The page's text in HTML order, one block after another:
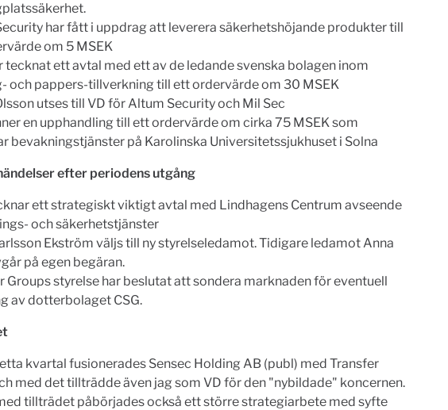
har fått i uppdrag att leverera säkerhetshöjande produkter till
om 5 MSEK
tecknat ett avtal med ett av de ledande svenska bolagen inom
och pappers-tillverkning till ett ordervärde om 30 MSEK
utses till VD för Altum Security och Mil Sec
en upphandling till ett ordervärde om cirka 75 MSEK som
bevakningstjänster på Karolinska Universitetssjukhuset i Solna
efter periodens utgång
ett strategiskt viktigt avtal med Lindhagens Centrum avseende
och säkerhetstjänster
Ekström väljs till ny styrelseledamot. Tidigare ledamot Anna
på egen begäran.
Groups styrelse har beslutat att sondera marknaden för eventuell
av dotterbolaget CSG.
kvartal fusionerades Sensec Holding AB (publ) med Transfer
med det tillträdde även jag som VD för den "nybildade" koncernen.
tillträdet påbörjades också ett större strategiarbete med syfte